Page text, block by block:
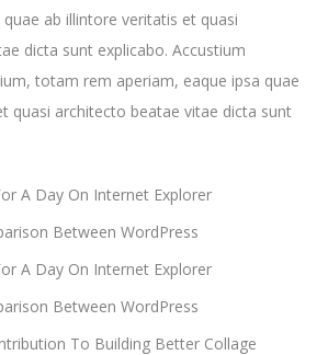
ab illintore veritatis et quasi
dicta sunt explicabo. Accustium
totam rem aperiam, eaque ipsa quae
quasi architecto beatae vitae dicta sunt
A Day On Internet Explorer
Between WordPress
A Day On Internet Explorer
Between WordPress
To Building Better Collage